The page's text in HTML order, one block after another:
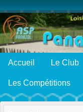
Accueil Le Club
Les Compétitions